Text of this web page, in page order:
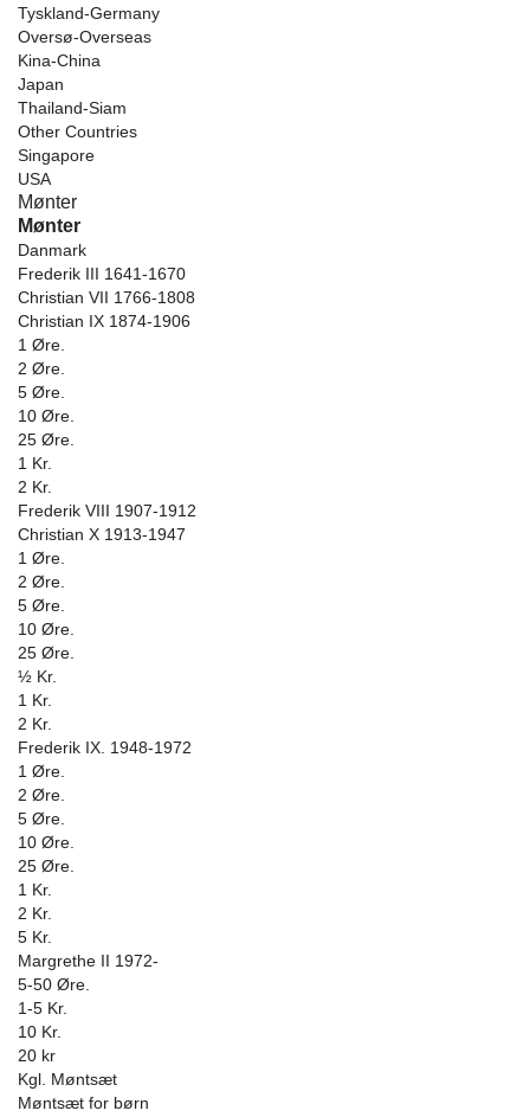
Tyskland-Germany
Oversø-Overseas
Kina-China
Japan
Thailand-Siam
Other Countries
Singapore
USA
Mønter
Mønter
Danmark
Frederik III 1641-1670
Christian VII 1766-1808
Christian IX 1874-1906
1 Øre.
2 Øre.
5 Øre.
10 Øre.
25 Øre.
1 Kr.
2 Kr.
Frederik VIII 1907-1912
Christian X 1913-1947
1 Øre.
2 Øre.
5 Øre.
10 Øre.
25 Øre.
½ Kr.
1 Kr.
2 Kr.
Frederik IX. 1948-1972
1 Øre.
2 Øre.
5 Øre.
10 Øre.
25 Øre.
1 Kr.
2 Kr.
5 Kr.
Margrethe II 1972-
5-50 Øre.
1-5 Kr.
10 Kr.
20 kr
Kgl. Møntsæt
Møntsæt for børn